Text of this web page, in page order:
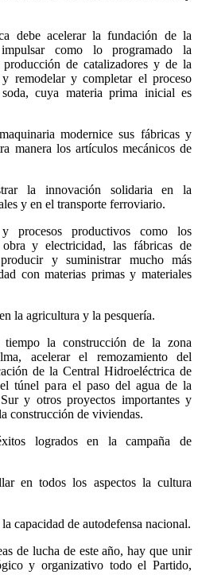
debe acelerar la fundación de la
como lo programado la
de catalizadores y de la
remodelar y completar el proceso
cuya materia prima inicial es
modernice sus fábricas y
manera los artículos mecánicos de
la innovación solidaria en la
y en el transporte ferroviario.
procesos productivos como los
y electricidad, las fábricas de
y suministrar mucho más
con materias primas y materiales
la agricultura y la pesquería.
la construcción de la zona
acelerar el remozamiento del
de la Central Hidroeléctrica de
túnel para el paso del agua de la
y otros proyectos importantes y
construcción de viviendas.
logrados en la campaña de
en todos los aspectos la cultura
capacidad de autodefensa nacional.
de lucha de este año, hay que unir
y organizativo todo el Partido,